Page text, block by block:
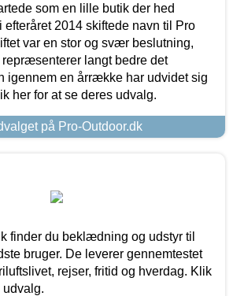
som en lille butik der hed
efteråret 2014 skiftede navn til Pro
var en stor og svær beslutning,
langt bedre det
igennem en årrække har udvidet sig
her for at se deres udvalg.
på Pro-Outdoor.dk
finder du beklædning og udstyr til
bruger. De leverer gennemtestet
rejser, fritid og hverdag. Klik
udvalg.